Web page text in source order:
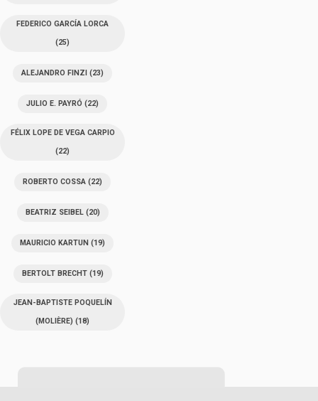
FEDERICO GARCÍA LORCA
(25)
ALEJANDRO FINZI (23)
JULIO E. PAYRÓ (22)
FÉLIX LOPE DE VEGA CARPIO
(22)
ROBERTO COSSA (22)
BEATRIZ SEIBEL(20)
MAURICIO KARTUN (19)
BERTOLT BRECHT(19)
JEAN-BAPTISTE POQUELÍN
(MOLIÈRE) (18)